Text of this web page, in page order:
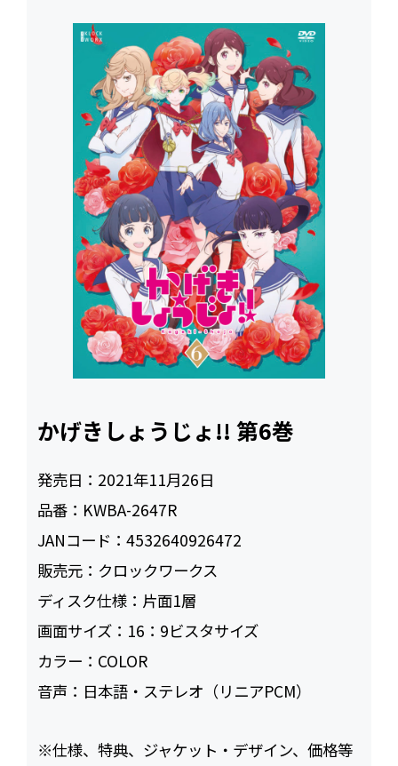
かげきしょうじょ!! 第6巻
発売日： 2021年11月26日
品番： KWBA-2647R
JANコード：4532640926472
販売元： クロックワークス
ディスク仕様： 片面1層
画面サイズ： 16：9ビスタサイズ
カラー： COLOR
音声： 日本語・ステレオ（リニアPCM）
※仕様、特典、ジャケット・デザイン、価格等